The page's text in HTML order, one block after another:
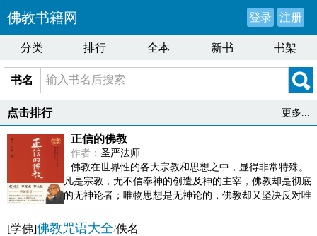
佛教书籍网 登录 注册
分类 排行 全本 新书 书架
书名
点击排行 更多...
正信的佛教
作者： 圣严法师
佛教在世界性的各大宗教和思想之中，显得非常特殊。
凡是宗教，无不信奉神的创造及神的主宰，佛教却是彻底
的无神论者；唯物思想是无神论的，佛教却又坚决反对唯
[学佛]佛教咒语大全/佚名